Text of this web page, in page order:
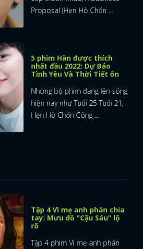
Proposal (Hẹn Hò Chốn ...
5 phim Hàn được thích
nhất đầu 2022: Dự Báo
Tình Yêu Và Thời Tiết ổn
Những bộ phim đang lên sóng
hiện nay như Tuổi 25 Tuổi 21,
Hẹn Hò Chốn Công ...
Tập 4 Vì mẹ anh phán chia
tay: Mưu đồ "Cậu Sáu" lộ
rõ
Tập 4 phim Vì mẹ anh phán